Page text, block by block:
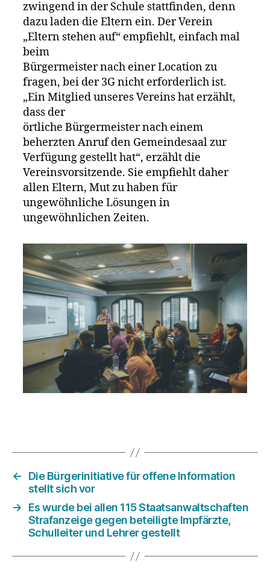
zwingend in der Schule stattfinden, denn
dazu laden die Eltern ein. Der Verein
„Eltern stehen auf“ empfiehlt, einfach mal
beim
Bürgermeister nach einer Location zu
fragen, bei der 3G nicht erforderlich ist.
„Ein Mitglied unseres Vereins hat erzählt,
dass der
örtliche Bürgermeister nach einem
beherzten Anruf den Gemeindesaal zur
Verfügung gestellt hat“, erzählt die
Vereinsvorsitzende. Sie empfiehlt daher
allen Eltern, Mut zu haben für
ungewöhnliche Lösungen in
ungewöhnlichen Zeiten.
←
Die Bürgerinitiative für offene Information
stellt sich vor
→
Es wurde bei allen 115 Staatsanwaltschaften
Strafanzeige gegen beteiligte Impfärzte,
Schulleiter und Lehrer gestellt